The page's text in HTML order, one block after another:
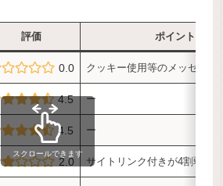
評価 ポイント
0.0 クッキー使用等のメッセージ
4.5 ー
4.5 ー
2.0 サイトリンク付きが4割弱
スクロールできます